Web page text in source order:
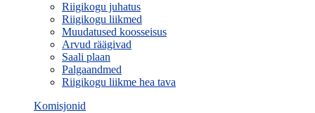
Riigikogu juhatus
Riigikogu liikmed
Muudatused koosseisus
Arvud räägivad
Saali plaan
Palgaandmed
Riigikogu liikme hea tava
Komisjonid